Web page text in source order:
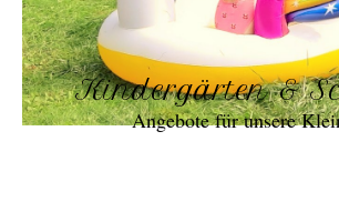
Kindergärten &
Angebote für unsere